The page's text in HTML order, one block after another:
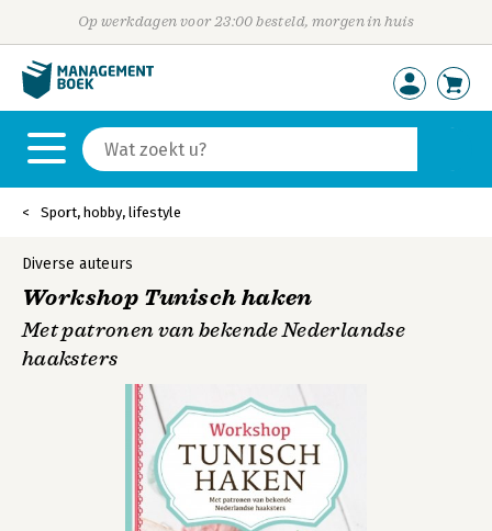
Op werkdagen voor 23:00 besteld, morgen in huis
Sport, hobby, lifestyle
Diverse auteurs
Workshop Tunisch haken
Met patronen van bekende Nederlandse
haaksters